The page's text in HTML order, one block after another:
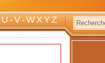
U-V-W X Y Z